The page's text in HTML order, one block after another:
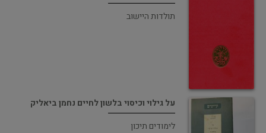
תולדות היישוב
על גילוי וכיסוי בלשון לחיים נחמן ביאליק
לימודים תיכון